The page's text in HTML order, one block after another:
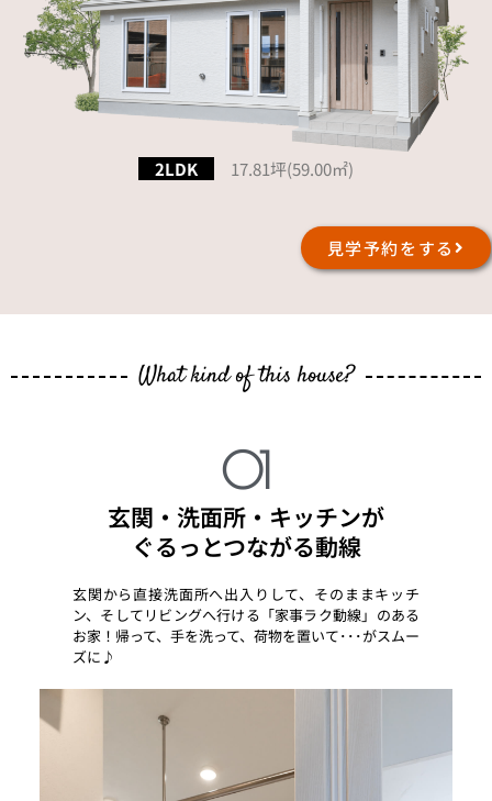
2LDK 17.81坪(59.00㎡)
見学予約をする
What kind of this house?
01
玄関・洗面所・キッチンが
ぐるっとつながる動線
玄関から直接洗面所へ出入りして、そのままキッチ
ン、そしてリビングへ行ける「家事ラク動線」のある
お家！帰って、手を洗って、荷物を置いて･･･がスムー
ズに♪